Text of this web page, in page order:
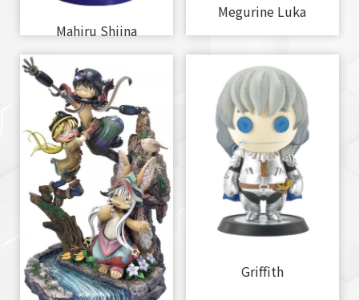
Mahiru Shiina
Megurine Luka
Griffith